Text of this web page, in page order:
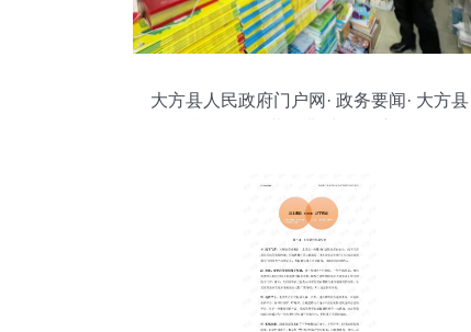
大方县人民政府门户网· 政务要闻· 大方县